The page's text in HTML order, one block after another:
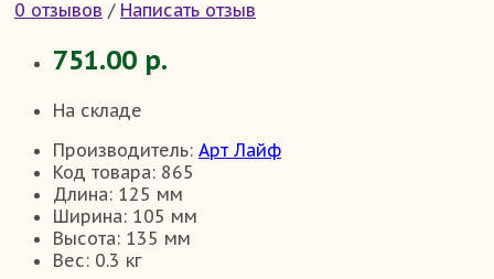
0 отзывов / Написать отзыв
751.00 р.
На складе
Производитель: Арт Лайф
Код товара: 865
Длина: 125 мм
Ширина: 105 мм
Высота: 135 мм
Вес: 0.3 кг